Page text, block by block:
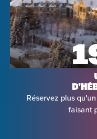
Réservez plus
faisant